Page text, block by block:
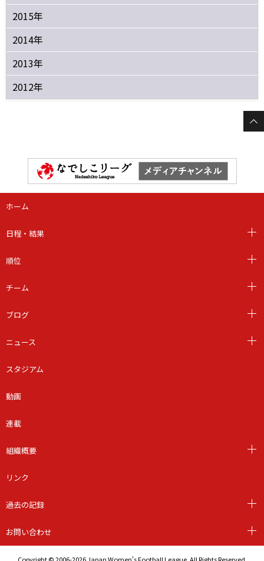
2015年
2014年
2013年
2012年
ホーム
日程・結果
順位
チーム
ブログ
ニュース
スタジアム
動画
連載
組織概要
リンク
過去の記録
お問い合わせ
Copyright © 2006-2026 Japan Women's Football League. All Rights Reserved.